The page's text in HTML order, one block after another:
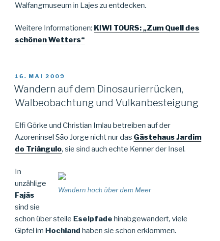
Walfangmuseum in Lajes zu entdecken.
Weitere Informationen: KIWI TOURS: „Zum Quell des
schönen Wetters“
VERÖFFENTLICHT
AM
16. MAI 2009
Wandern auf dem Dinosaurierrücken,
Walbeobachtung und Vulkanbesteigung
Elfi Görke und Christian Imlau betreiben auf der
Azoreninsel São Jorge nicht nur das Gästehaus Jardim
do Triângulo, sie sind auch echte Kenner der Insel.
Wandern hoch über dem Meer
In
unzählige
Fajãs
sind sie
schon über steile Eselpfade hinabgewandert, viele
Gipfel im Hochland haben sie schon erklommen.